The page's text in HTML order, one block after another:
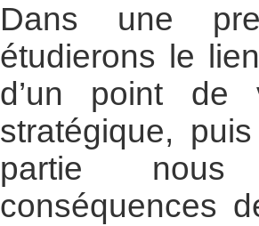
Dans une
étudierons le
d’un point de
stratégique,
partie nous
conséquences